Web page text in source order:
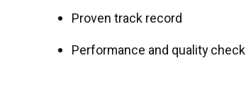
Proven track record
Performance and quality check